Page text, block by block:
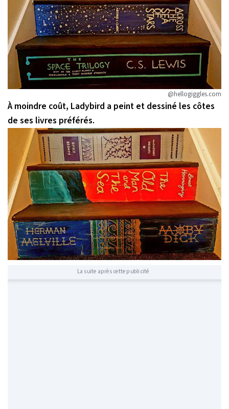
@hellogiggles.com
À moindre coût, Ladybird a peint et dessiné les côtes
de ses livres préférés.
La suite après cette publicité